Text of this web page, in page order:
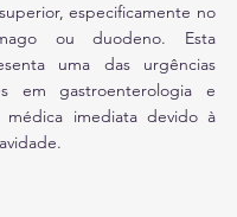
especificamente no
ou duodeno. Esta
uma das urgências
em gastroenterologia e
médica imediata devido à